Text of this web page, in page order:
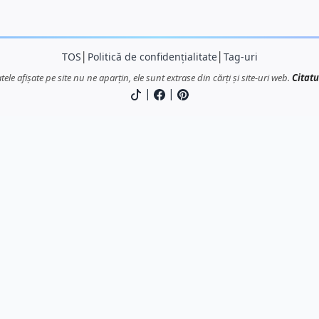
TOS Politică de confidențialitate│ Tag-uri
afișate pe site nu ne aparțin, ele sunt extrase din cărți și site-uri web.
| |